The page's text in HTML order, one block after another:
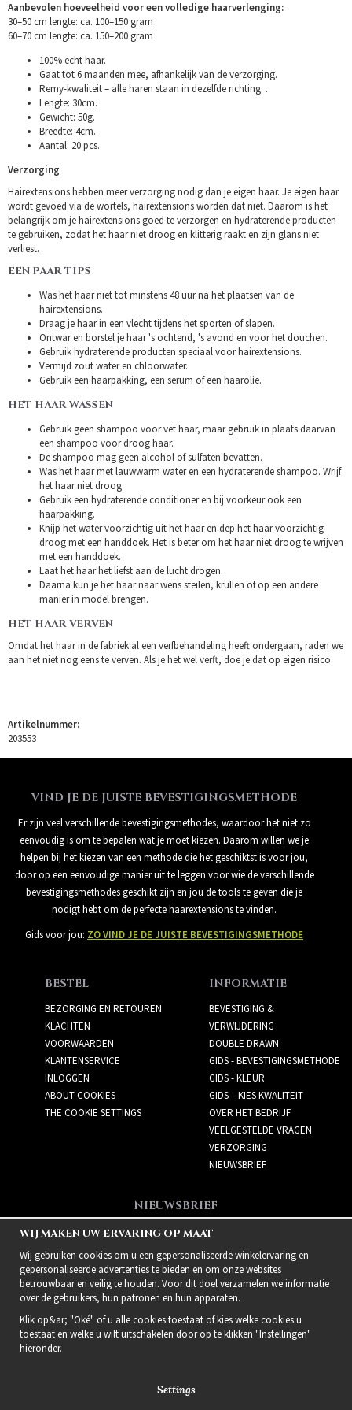
Aanbevolen hoeveelheid voor een volledige haarverlenging:
30–50 cm lengte: ca. 100–150 gram
60–70 cm lengte: ca. 150–200 gram
100% echt haar.
Gaat tot 6 maanden mee, afhankelijk van de verzorging.
Remy-kwaliteit – alle haren staan in dezelfde richting. .
Lengte: 30cm.
Gewicht: 50g.
Breedte: 4cm.
Aantal: 20 pcs.
Verzorging
Hairextensions hebben meer verzorging nodig dan je eigen haar. Je eigen haar
wordt gevoed via de wortels, hairextensions worden dat niet. Daarom is het
belangrijk om je hairextensions goed te verzorgen en hydraterende producten
te gebruiken, zodat het haar niet droog en klitterig raakt en zijn glans niet
verliest.
EEN PAAR TIPS
Was het haar niet tot minstens 48 uur na het plaatsen van de
hairextensions.
Draag je haar in een vlecht tijdens het sporten of slapen.
Ontwar en borstel je haar 's ochtend, 's avond en voor het douchen.
Gebruik hydraterende producten speciaal voor hairextensions.
Vermijd zout water en chloorwater.
Gebruik een haarpakking, een serum of een haarolie.
HET HAAR WASSEN
Gebruik geen shampoo voor vet haar, maar gebruik in plaats daarvan
een shampoo voor droog haar.
De shampoo mag geen alcohol of sulfaten bevatten.
Was het haar met lauwwarm water en een hydraterende shampoo. Wrijf
het haar niet droog.
Gebruik een hydraterende conditioner en bij voorkeur ook een
haarpakking.
Knijp het water voorzichtig uit het haar en dep het haar voorzichtig
droog met een handdoek. Het is beter om het haar niet droog te wrijven
met een handdoek.
Laat het haar het liefst aan de lucht drogen.
Daarna kun je het haar naar wens steilen, krullen of op een andere
manier in model brengen.
HET HAAR VERVEN
Omdat het haar in de fabriek al een verfbehandeling heeft ondergaan, raden we
aan het niet nog eens te verven. Als je het wel verft, doe je dat op eigen risico.
Artikelnummer:
203553
VIND JE DE JUISTE BEVESTIGINGSMETHODE
Er zijn veel verschillende bevestigingsmethodes, waardoor het niet zo
eenvoudig is om te bepalen wat je moet kiezen. Daarom willen we je
helpen bij het kiezen van een methode die het geschiktst is voor jou,
door op een eenvoudige manier uit te leggen voor wie de verschillende
bevestigingsmethodes geschikt zijn en jou de tools te geven die je
nodigt hebt om de perfecte haarextensions te vinden.
Gids voor jou: ZO VIND JE DE JUISTE BEVESTIGINGSMETHODE
BESTEL
BEZORGING EN RETOUREN
KLACHTEN
VOORWAARDEN
KLANTENSERVICE
INLOGGEN
ABOUT COOKIES
THE COOKIE SETTINGS
INFORMATIE
BEVESTIGING &
VERWIJDERING
DOUBLE DRAWN
GIDS - BEVESTIGINGSMETHODE
GIDS - KLEUR
GIDS – KIES KWALITEIT
OVER HET BEDRIJF
VEELGESTELDE VRAGEN
VERZORGING
NIEUWSBRIEF
NIEUWSBRIEF
Meld je aan voor de
nieuwsbrief!
WIJ MAKEN UW ERVARING OP MAAT
Wij gebruiken cookies om u een gepersonaliseerde winkelervaring en
gepersonaliseerde advertenties te bieden en om onze websites
betrouwbaar en veilig te houden. Voor dit doel verzamelen we informatie
over de gebruikers, hun patronen en hun apparaten.
Klik op&ar; "Oké" of u alle cookies toestaat of kies welke cookies u
toestaat en welke u wilt uitschakelen door op te klikken "Instellingen"
hieronder.
Settings